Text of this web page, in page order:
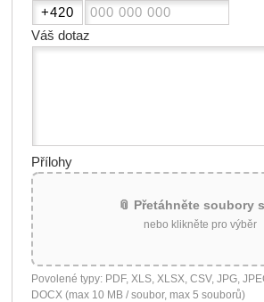
Váš dotaz
Přílohy
📎 Přetáhněte soubory
nebo klikněte pro výběr
Povolené typy: PDF, XLS, XLSX, CSV, JPG,
DOCX (max 10 MB / soubor, max 5 souborů)